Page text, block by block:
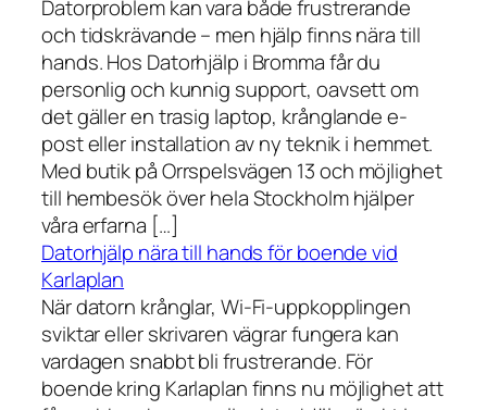
Datorproblem kan vara både frustrerande
och tidskrävande – men hjälp finns nära till
hands. Hos Datorhjälp i Bromma får du
personlig och kunnig support, oavsett om
det gäller en trasig laptop, krånglande e-
post eller installation av ny teknik i hemmet.
Med butik på Orrspelsvägen 13 och möjlighet
till hembesök över hela Stockholm hjälper
våra erfarna […]
Datorhjälp nära till hands för boende vid
Karlaplan
När datorn krånglar, Wi-Fi-uppkopplingen
sviktar eller skrivaren vägrar fungera kan
vardagen snabbt bli frustrerande. För
boende kring Karlaplan finns nu möjlighet att